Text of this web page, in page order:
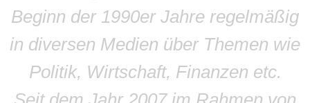
Beginn der 1990er Jahre regelmäßig
in diversen Medien über Themen wie
Politik, Wirtschaft, Finanzen etc.